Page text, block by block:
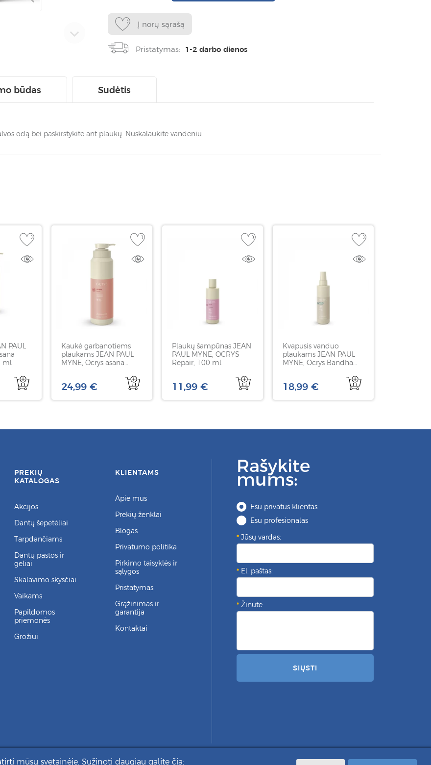
mūsų svetainėje. Sužinoti daugiau galite čia:
Į norų sąrašą
Pristatymas: 1-2 darbo dienos
būdas Sudėtis
odą bei paskirstykite ant plaukų. Nuskalaukite vandeniu.
PAUL
ml
Kaukė garbanotiems
plaukams JEAN PAUL
MYNE, Ocrys asana
24,99 €
Plaukų šampūnas JEAN
PAUL MYNE, OCRYS
Repair, 100 ml
11,99 €
Kvapusis vanduo
plaukams JEAN PAUL
MYNE, Ocrys Bandha
18,99 €
PREKIŲ
KATALOGAS
Akcijos
Dantų šepetėliai
Tarpdančiams
Dantų pastos ir
geliai
Skalavimo skysčiai
Vaikams
Papildomos
priemonės
Grožiui
KLIENTAMS
Apie mus
Prekių ženklai
Blogas
Privatumo politika
Pirkimo taisyklės ir
sąlygos
Pristatymas
Grąžinimas ir
garantija
Kontaktai
Rašykite
mums:
Esu privatus klientas
Esu profesionalas
Jūsų vardas:
El. paštas:
Žinutė
SIŲSTI